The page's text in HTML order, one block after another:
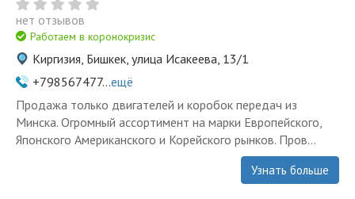
нет отзывов
Работаем в коронокризис
Киргизия, Бишкек, улица Исакеева, 13/1
+798567477...ещё
Продажа только двигателей и коробок передач из
Минска. Огромный ассортимент на марки Европейского,
Японского Американского и Корейского рынков. Пров...
Узнать больше